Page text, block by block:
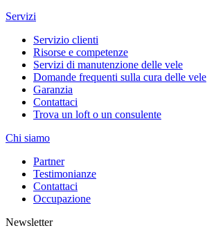
Servizi
Servizio clienti
Risorse e competenze
Servizi di manutenzione delle vele
Domande frequenti sulla cura delle vele
Garanzia
Contattaci
Trova un loft o un consulente
Chi siamo
Partner
Testimonianze
Contattaci
Occupazione
Newsletter